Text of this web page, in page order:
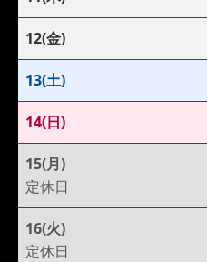
12(金)
13(土)
14(日)
15(月)
定休日
16(火)
定休日